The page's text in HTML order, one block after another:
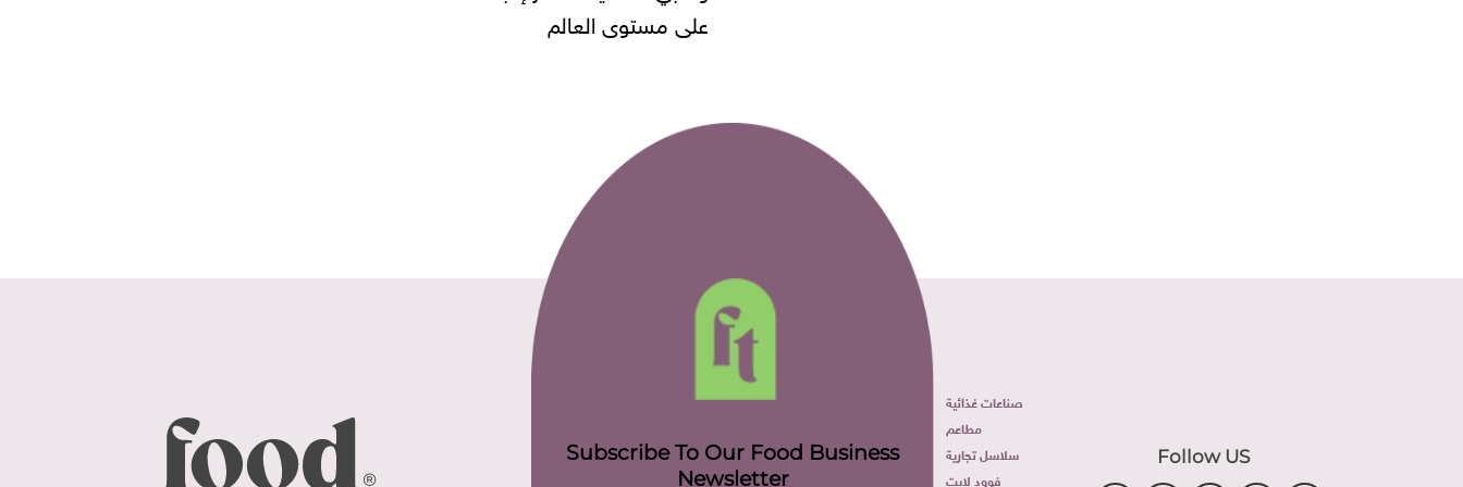
Follow US
صناعات غذائية
مطاعم
سلاسل تجارية
فوود لايت
Subscribe To Our Food Business
Newsletter